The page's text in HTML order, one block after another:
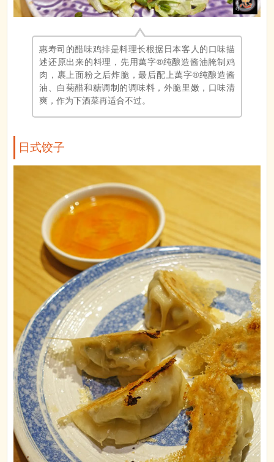
惠寿司的醋味鸡排是料理长根据日本客人的口味描
述还原出来的料理，先用萬字®纯酿造酱油腌制鸡
肉，裹上面粉之后炸脆，最后配上萬字®纯酿造酱
油、白菊醋和糖调制的调味料，外脆里嫩，口味清
爽，作为下酒菜再适合不过。
日式饺子